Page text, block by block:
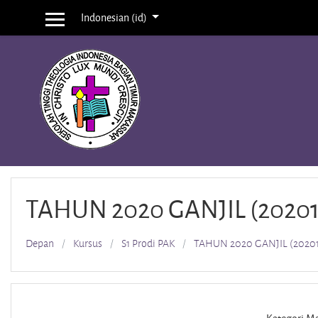
Panel sampingIndonesian ‎(id)‎
TAHUN 2020 GANJIL
Depan Kursus S1 Prodi PAK TAHUN 2020 GANJIL